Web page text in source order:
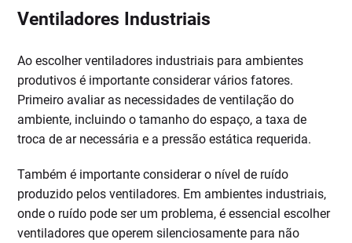
Ventiladores Industriais
Ao escolher ventiladores industriais para ambientes
produtivos é importante considerar vários fatores.
Primeiro avaliar as necessidades de ventilação do
ambiente, incluindo o tamanho do espaço, a taxa de
troca de ar necessária e a pressão estática requerida.
Também é importante considerar o nível de ruído
produzido pelos ventiladores. Em ambientes industriais,
onde o ruído pode ser um problema, é essencial escolher
ventiladores que operem silenciosamente para não